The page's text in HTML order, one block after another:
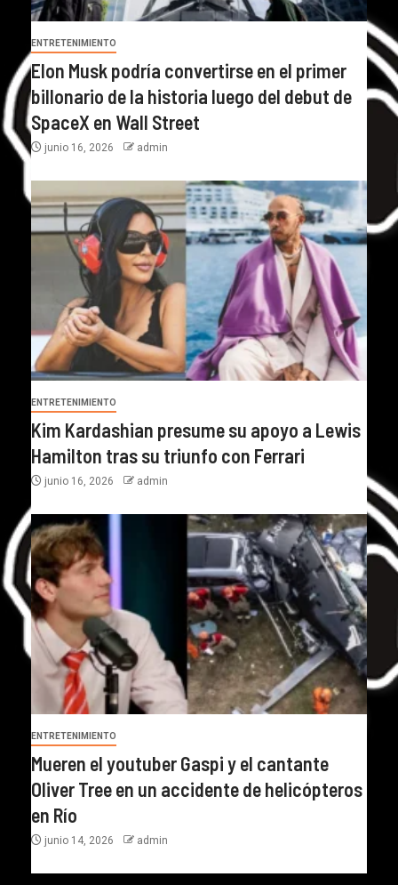
ENTRETENIMIENTO
Elon Musk podría convertirse en el primer
billonario de la historia luego del debut de
SpaceX en Wall Street
junio 16, 2026 admin
ENTRETENIMIENTO
Kim Kardashian presume su apoyo a Lewis
Hamilton tras su triunfo con Ferrari
junio 16, 2026 admin
ENTRETENIMIENTO
Mueren el youtuber Gaspi y el cantante
Oliver Tree en un accidente de helicópteros
en Río
junio 14, 2026 admin